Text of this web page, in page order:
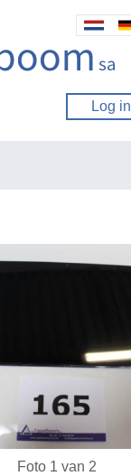
Log in
Foto 1 van 2